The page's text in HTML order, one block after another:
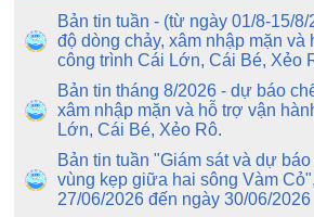
Bản tin tuần - (từ ngày 01/8-15/
độ dòng chảy, xâm nhập mặn và
công trình Cái Lớn, Cái Bé, Xẻo
Bản tin tháng 8/2026 - dự báo
xâm nhập mặn và hỗ trợ vận
Lớn, Cái Bé, Xẻo Rô.
Bản tin tuần "Giám sát và dự
vùng kẹp giữa hai sông Vàm
27/06/2026 đến ngày 30/06/2026